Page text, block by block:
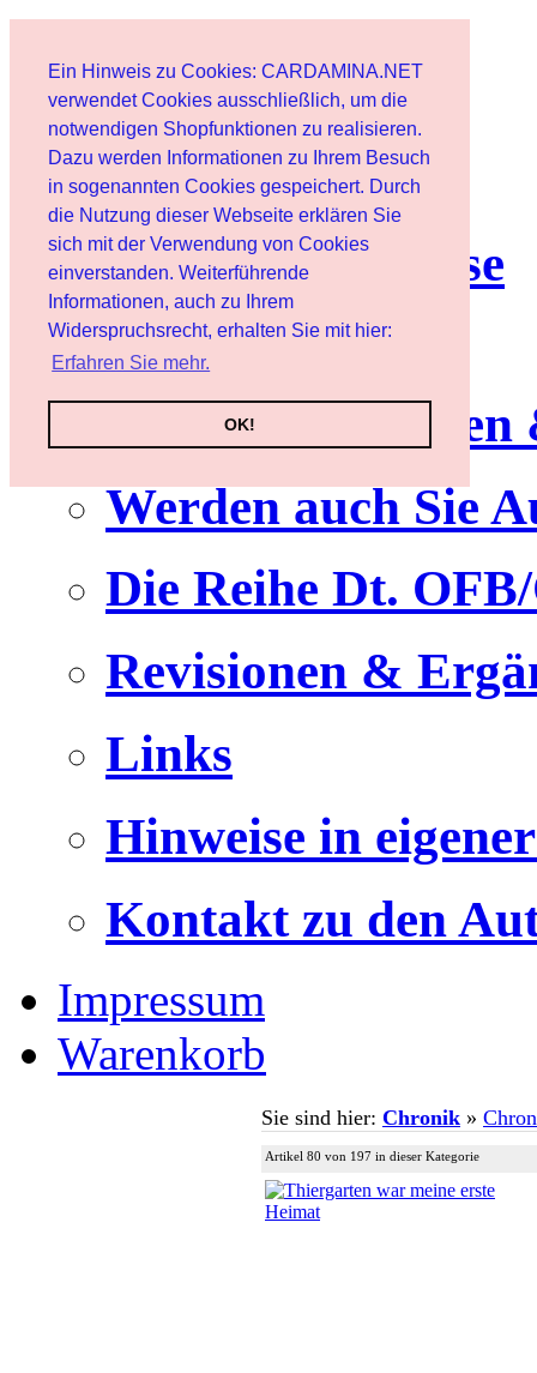
Ein Hinweis zu Cookies: CARDAMINA.NET
verwendet Cookies ausschließlich, um die
notwendigen Shopfunktionen zu realisieren.
Dazu werden Informationen zu Ihrem Besuch
in sogenannten Cookies gespeichert. Durch
die Nutzung dieser Webseite erklären Sie
sich mit der Verwendung von Cookies
einverstanden. Weiterführende
Informationen, auch zu Ihrem
Widerspruchsrecht, erhalten Sie mit hier:
Erfahren Sie mehr.
OK!
Benutzer
Newsletter
Nutzungshinweise
Service
Werden auch Sie
Die Reihe Dt.
Revisionen &
Links
Hinweise in
Kontakt zu den
Impressum
Warenkorb
Sie sind hier: Chronik »
Artikel 80 von 197 in dieser Kategorie